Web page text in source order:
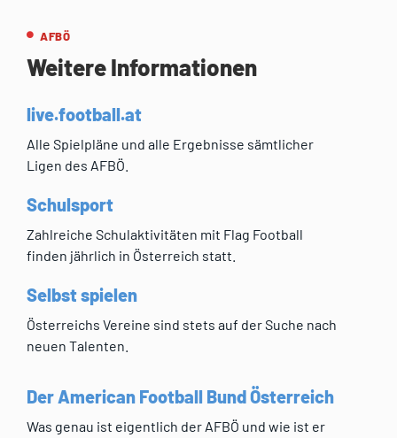
AFBÖ
Weitere Informationen
live.football.at
Alle Spielpläne und alle Ergebnisse sämtlicher
Ligen des AFBÖ.
Schulsport
Zahlreiche Schulaktivitäten mit Flag Football
finden jährlich in Österreich statt.
Selbst spielen
Österreichs Vereine sind stets auf der Suche nach
neuen Talenten.
Der American Football Bund Österreich
Was genau ist eigentlich der AFBÖ und wie ist er